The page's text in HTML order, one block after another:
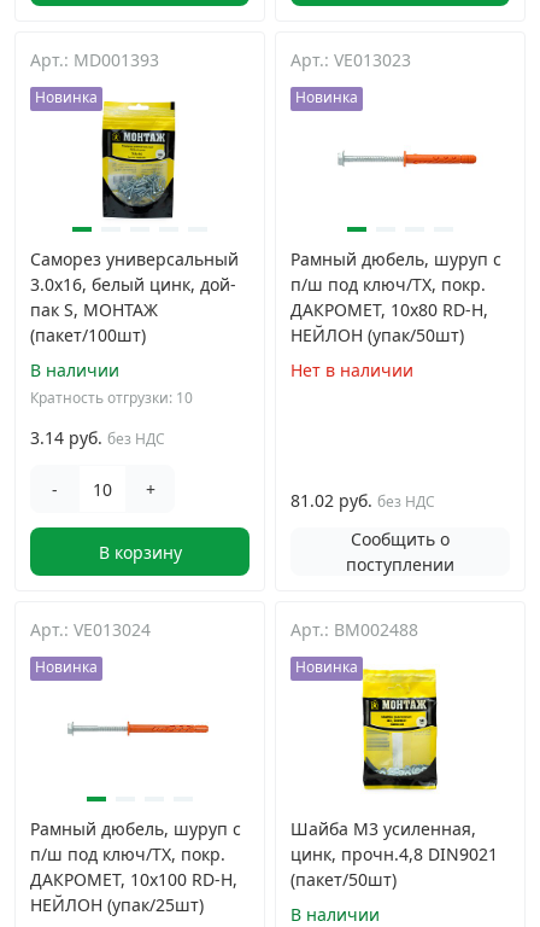
Шурупы и саморезы
Грузовой крепеж
Комплекты и наборы крепежа
Кронштейны и крюки хозяйственные ›
Метрический крепеж ›
Электро и бензоинструмент, оборудование
Перфорированный крепеж
Арт.: MD001393
Новинка
Саморез универсальный
3.0x16, белый цинк, дой-
пак S, МОНТАЖ
(пакет/100шт)
В наличии
Кратность отгрузки: 10
3.14 руб. без НДС
- +
В корзину
Арт.: VE013023
Новинка
Рамный дюбель, шуруп с
п/ш под ключ/TX, покр.
ДАКРОМЕТ, 10x80 RD-H,
НЕЙЛОН (упак/50шт)
Нет в наличии
81.02 руб. без НДС
Сообщить о
поступлении
Арт.: VE013024
Новинка
Рамный дюбель, шуруп с
п/ш под ключ/TX, покр.
ДАКРОМЕТ, 10x100 RD-H,
НЕЙЛОН (упак/25шт)
Арт.: BM002488
Новинка
Шайба М3 усиленная,
цинк, прочн.4,8 DIN9021
(пакет/50шт)
В наличии